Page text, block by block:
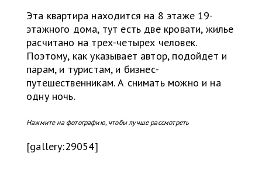
Эта квартира находится на 8 этаже 19-
этажного дома, тут есть две кровати, жилье
расчитано на трех-четырех человек.
Поэтому, как указывает автор, подойдет и
парам, и туристам, и бизнес-
путешественникам. А снимать можно и на
одну ночь.
Нажмите на фотографию, чтобы лучше рассмотреть
[gallery:29054]